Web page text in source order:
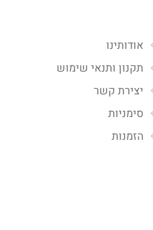
אודותינו
תקנון ותנאי שימוש
יצירת קשר
סימניות
הזמנות